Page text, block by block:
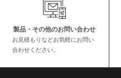
製品・その他のお問い合わせ
お見積もりなどお気軽にお問い
合わせください。